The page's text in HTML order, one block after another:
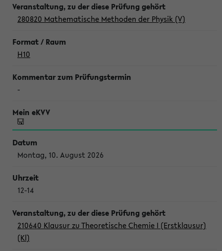
280820 Mathematische Methoden der Physik (V)
H10
-
Montag, 10. August 2026
12-14
210640 Klausur zu Theoretische Chemie I (Erstklausur)
(Kl)